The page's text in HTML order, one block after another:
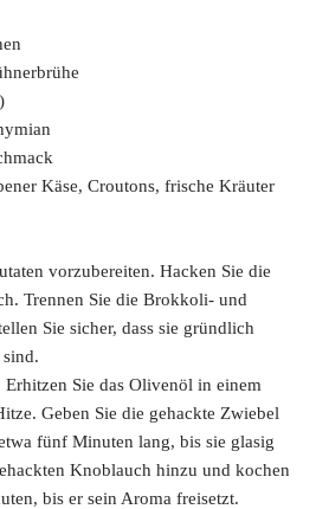
Käse, Croutons, frische Kräuter
vorzubereiten. Hacken Sie die
Trennen Sie die Brokkoli- und
Sie sicher, dass sie gründlich
Sie das Olivenöl in einem
Geben Sie die gehackte Zwiebel
fünf Minuten lang, bis sie glasig
Knoblauch hinzu und kochen
bis er sein Aroma freisetzt.